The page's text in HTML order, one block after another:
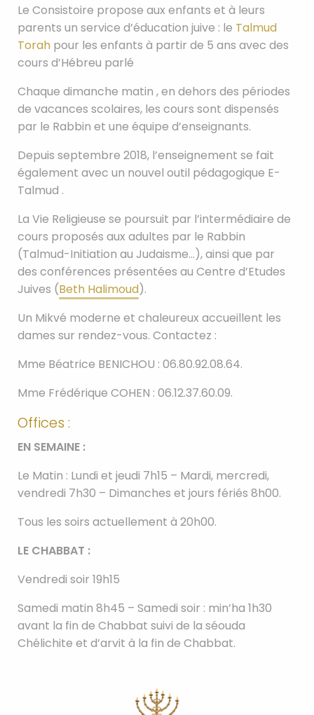
Le Consistoire propose aux enfants et à leurs
parents un service d’éducation juive : le Talmud
Torah pour les enfants à partir de 5 ans avec des
cours d’Hébreu parlé
Chaque dimanche matin , en dehors des périodes
de vacances scolaires, les cours sont dispensés
par le Rabbin et une équipe d’enseignants.
Depuis septembre 2018, l’enseignement se fait
également avec un nouvel outil pédagogique E-
Talmud .
La Vie Religieuse se poursuit par l’intermédiaire de
cours proposés aux adultes par le Rabbin
(Talmud-Initiation au Judaisme…), ainsi que par
des conférences présentées au Centre d’Etudes
Juives (Beth Halimoud).
Un Mikvé moderne et chaleureux accueillent les
dames sur rendez-vous. Contactez :
Mme Béatrice BENICHOU : 06.80.92.08.64.
Mme Frédérique COHEN : 06.12.37.60.09.
Offices :
EN SEMAINE :
Le Matin : Lundi et jeudi 7h15 – Mardi, mercredi,
vendredi 7h30 – Dimanches et jours fériés 8h00.
Tous les soirs actuellement à 20h00.
LE CHABBAT :
Vendredi soir 19h15
Samedi matin 8h45 – Samedi soir : min’ha 1h30
avant la fin de Chabbat suivi de la séouda
Chélichite et d’arvit à la fin de Chabbat.